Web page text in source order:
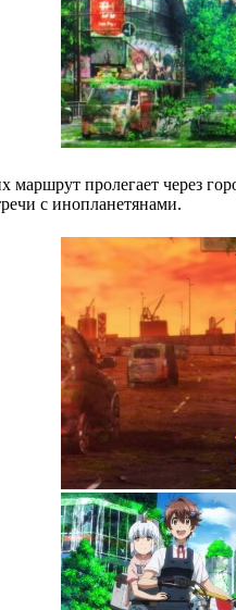
маршрут пролегает
с инопланетянами.